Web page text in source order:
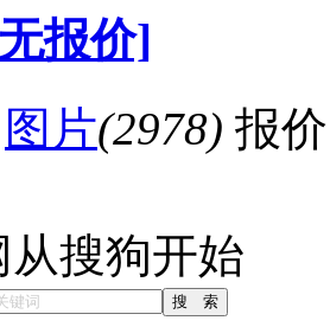
强动力中型SUV选购推荐
热点车型行情保养调查
万内中型SUV购买推荐
报价]
图片(2978) 报价
从搜狗开始